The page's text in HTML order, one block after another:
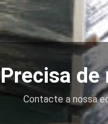
Precisa
Contacte a nossa